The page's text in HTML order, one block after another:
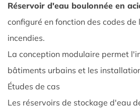
4.
HDG
Steel
Tank
pour
les
systèmes
Réservoir d'eau boulonnée en
configuré en fonction des codes de
incendies.
La conception modulaire permet
bâtiments urbains et les
Études de cas
Les réservoirs de stockage d'eau